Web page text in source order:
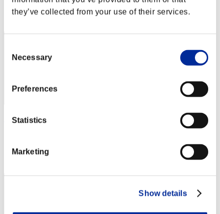
they’ve collected from your use of their services.
Selection
Necessary
Preferences
Statistics
Marketing
Show details
Posición
2
Nimitz
Posición